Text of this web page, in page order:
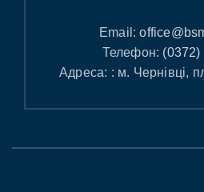
Email:
Телефон: (0372)
Адреса: : м. Чернівці,